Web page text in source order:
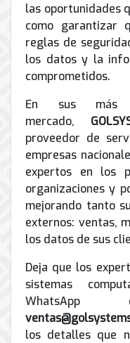
las oportunidades
como garantizar
reglas de
los datos y la
comprometidos.
En sus
mercado,
proveedor de
empresas
expertos en los
organizaciones y
mejorando tanto
externos: ventas,
los datos de sus
Deja que los
sistemas
los detalles que